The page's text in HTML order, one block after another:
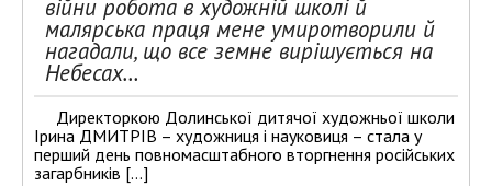
війни робота в художній школі й
малярська праця мене умиротворили й
нагадали, що все земне вирішується на
Небесах…
Директоркою Долинської дитячої художньої школи
Ірина ДМИТРІВ – художниця і науковиця – стала у
перший день повномасштабного вторгнення російських
загарбників […]